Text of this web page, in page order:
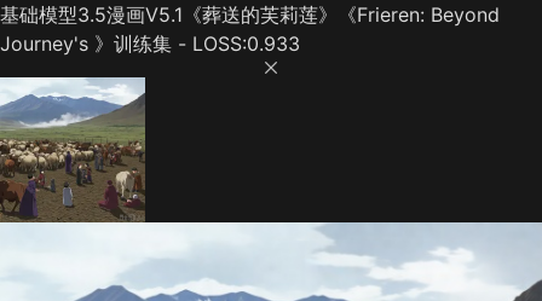
基础模型3.5漫画V5.1《葬送的芙莉莲》《Frieren: Beyond
Journey's 》训练集 - LOSS:0.933